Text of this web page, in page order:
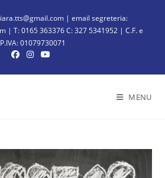
| email segreteria:
| T: 0165 363376 C: 327 5341952 | C.F. e
P.IVA: 01079730071
MENU